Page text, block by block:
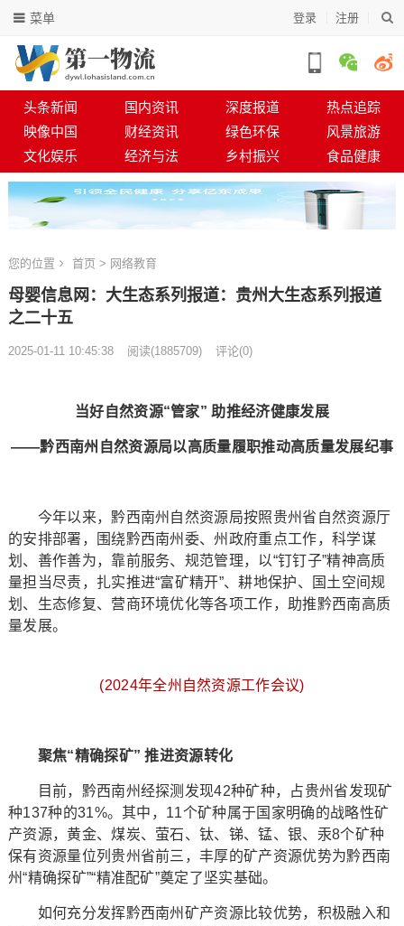
登录 注册
菜单
头条新闻 国内资讯 深度报道
热点追踪
映像中国
财经资讯 绿色环保
风景旅游
文化娱乐
经济与法 乡村振兴 食品健康
您的位置 首页 > 网络教育
母婴信息网：大生态系列报道：贵州大生态系列报道
之二十五​​​​​​​​​​​​​​​​​​​​​​​​​​​​​​​​​​​
2025-01-11 10:45:38 阅读(1885709) 评论(0)
当好自然资源“管家” 助推经济健康发展
——黔西南州自然资源局以高质量履职推动高质量发展纪事
今年以来，黔西南州自然资源局按照贵州省自然资源厅
的安排部署，围绕黔西南州委、州政府重点工作，科学谋
划、善作善为，靠前服务、规范管理，以“钉钉子”精神高质
量担当尽责，扎实推进“富矿精开”、耕地保护、国土空间规
划、生态修复、营商环境优化等各项工作，助推黔西南高质
量发展。
(2024年全州自然资源工作会议)
聚焦“精确探矿” 推进资源转化
目前，黔西南州经探测发现42种矿种，占贵州省发现矿
种137种的31%。其中，11个矿种属于国家明确的战略性矿
产资源，黄金、煤炭、萤石、钛、锑、锰、银、汞8个矿种
保有资源量位列贵州省前三，丰厚的矿产资源优势为黔西南
州“精确探矿”“精准配矿”奠定了坚实基础。
如何充分发挥黔西南州矿产资源比较优势，积极融入和